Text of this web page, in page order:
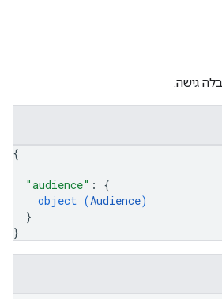
גישה.
{
"audience" : {
object (Audience)
}
}